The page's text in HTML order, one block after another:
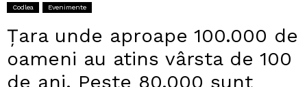
Codlea Evenimente
Ţara unde aproape 100.000 de
oameni au atins vârsta de 100
de ani. Peste 80.000 sunt